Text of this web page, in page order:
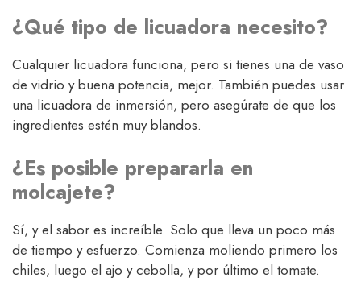
¿Qué tipo de licuadora necesito?
Cualquier licuadora funciona, pero si tienes una de vaso
de vidrio y buena potencia, mejor. También puedes usar
una licuadora de inmersión, pero asegúrate de que los
ingredientes estén muy blandos.
¿Es posible prepararla en
molcajete?
Sí, y el sabor es increíble. Solo que lleva un poco más
de tiempo y esfuerzo. Comienza moliendo primero los
chiles, luego el ajo y cebolla, y por último el tomate.